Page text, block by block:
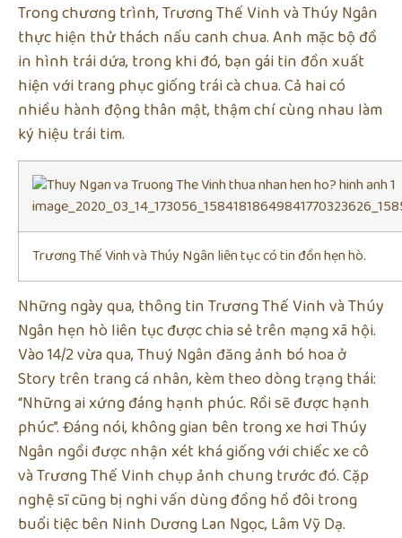
Trong chương trình, Trương Thế Vinh và Thúy Ngân
thực hiện thử thách nấu canh chua. Anh mặc bộ đồ
in hình trái dứa, trong khi đó, bạn gái tin đồn xuất
hiện với trang phục giống trái cà chua. Cả hai có
nhiều hành động thân mật, thậm chí cùng nhau làm
ký hiệu trái tim.
Trương Thế Vinh và Thúy Ngân liên tục có tin đồn hẹn hò.
Những ngày qua, thông tin Trương Thế Vinh và Thúy
Ngân hẹn hò liên tục được chia sẻ trên mạng xã hội.
Vào 14/2 vừa qua, Thuý Ngân đăng ảnh bó hoa ở
Story trên trang cá nhân, kèm theo dòng trạng thái:
“Những ai xứng đáng hạnh phúc. Rồi sẽ được hạnh
phúc”. Đáng nói, không gian bên trong xe hơi Thúy
Ngân ngồi được nhận xét khá giống với chiếc xe cô
và Trương Thế Vinh chụp ảnh chung trước đó. Cặp
nghệ sĩ cũng bị nghi vấn dùng đồng hồ đôi trong
buổi tiệc bên Ninh Dương Lan Ngọc, Lâm Vỹ Dạ.